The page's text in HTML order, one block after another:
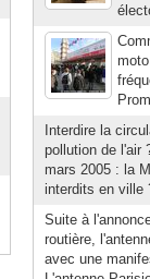
Interdire la
pollution de l'air
mars 2005 : la
interdits en ville
Suite à
routière,
avec une